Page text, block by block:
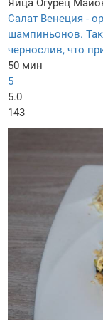
Яйца Огурец
Салат Венеция -
шампиньонов.
чернослив, что
50 мин
5
5.0
143